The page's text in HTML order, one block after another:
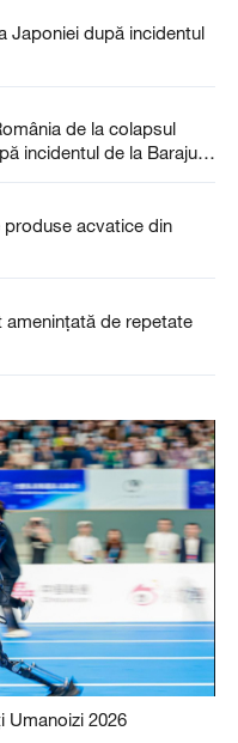
Japoniei după incidentul
de la colapsul
incidentul de la Barajul
acvatice din
de repetate
Umanoizi 2026